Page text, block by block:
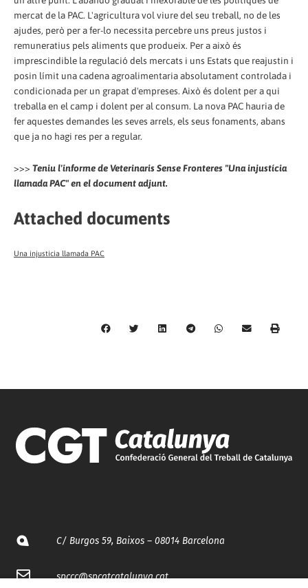
mercat de la PAC. L'agricultura vol viure del seu treball, no de les
ajudes, però per a fer-lo necessita percebre uns preus justos i
remuneratius pels aliments que produeix. Per a això és
imprescindible la regulació dels mercats i uns Estats que reajustin i
posin límit una cadena agroalimentaria absolutament controlada i
condicionada per un grapat d'empreses. Això és dolent per a qui
treballa en el camp i dolent per al consum. La nova PAC hauria de
fer aquestes demandes les seves arrels, els seus fonaments, abans
que ja no hagi res per a regular.
>>> Teniu l'informe de Veterinaris Sense Fronteres "Una injustícia
llamada PAC" en el document adjunt.
Attached documents
Una injusticia llamada PAC
C/ Burgos 59, Baixos – 08014 Barcelona
spccc@spcgtcatalunya.cat